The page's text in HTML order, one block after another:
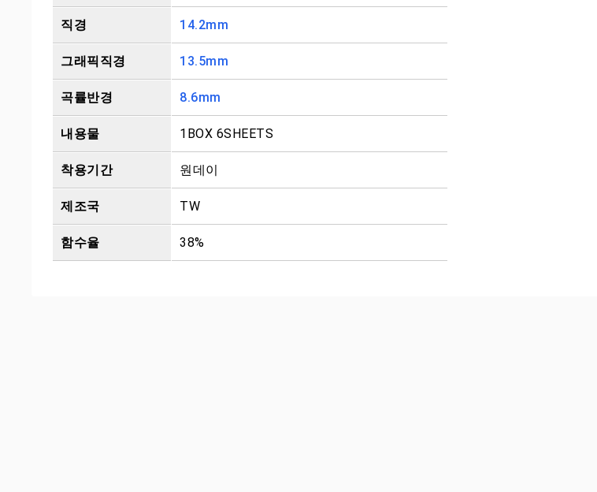
직경 14.2mm
그래픽직경 13.5mm
곡률반경 8.6mm
내용물 1BOX 6SHEETS
착용기간 원데이
제조국 TW
함수율 38%